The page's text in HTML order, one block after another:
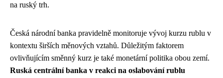
na ruský trh.
Česká národní banka pravidelně monitoruje vývoj kurzu rublu v
kontextu širších měnových vztahů. Důležitým faktorem
ovlivňujícím směnný kurz je také monetární politika obou zemí.
Ruská centrální banka v reakci na oslabování rublu